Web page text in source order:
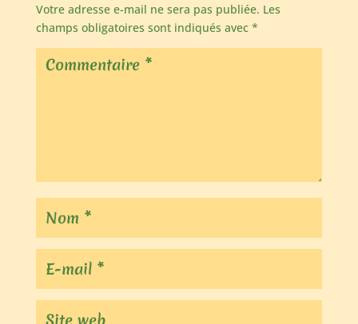
Votre adresse e-mail ne sera pas publiée. Les
champs obligatoires sont indiqués avec *